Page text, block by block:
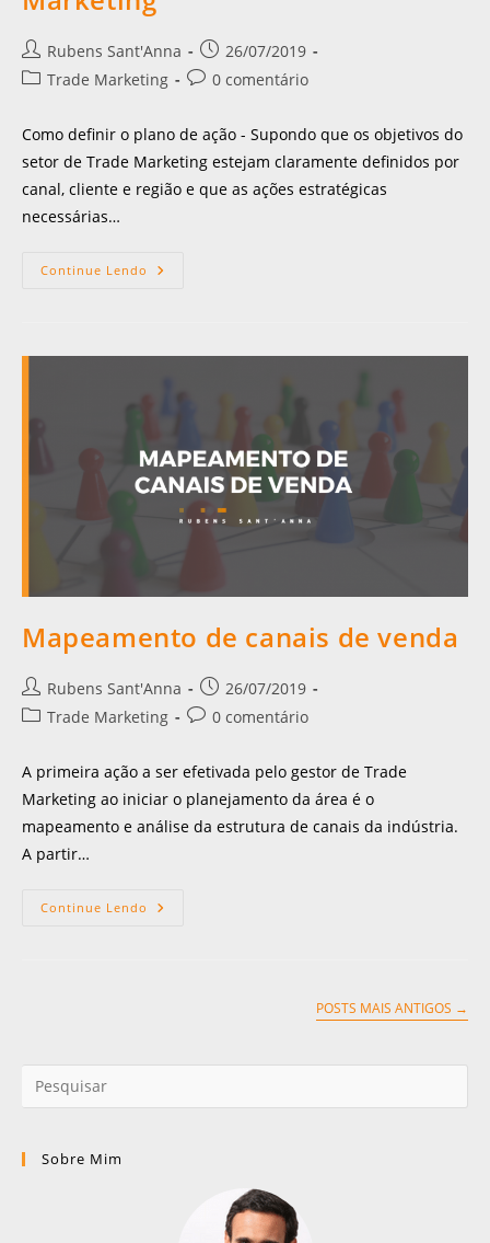
Rubens Sant'Anna
26/07/2019
Trade Marketing
0 comentário
Como definir o plano de ação - Supondo que os objetivos do
setor de Trade Marketing estejam claramente definidos por
canal, cliente e região e que as ações estratégicas
necessárias…
Continue Lendo
Mapeamento de canais de venda
Rubens Sant'Anna
26/07/2019
Trade Marketing
0 comentário
A primeira ação a ser efetivada pelo gestor de Trade
Marketing ao iniciar o planejamento da área é o
mapeamento e análise da estrutura de canais da indústria.
A partir…
Continue Lendo
POSTS MAIS ANTIGOS →
Sobre Mim